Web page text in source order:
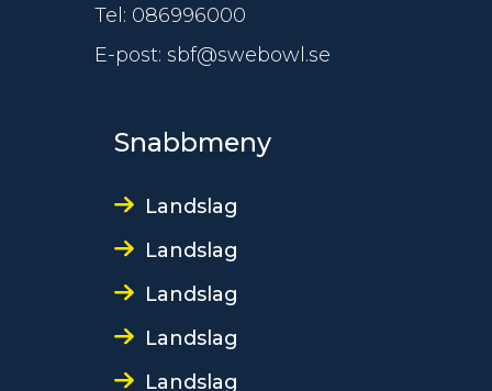
Tel: 086996000
E-post: sbf@swebowl.se
Snabbmeny
Landslag
Landslag
Landslag
Landslag
Landslag